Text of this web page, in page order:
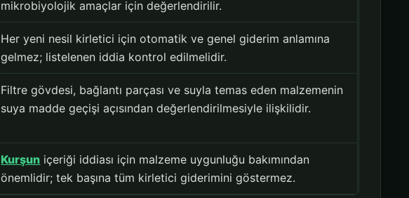
mikrobiyolojik amaçlar için değerlendirilir.
Her yeni nesil kirletici için otomatik ve genel giderim anlamına
gelmez; listelenen iddia kontrol edilmelidir.
Filtre gövdesi, bağlantı parçası ve suyla temas eden malzemenin
suya madde geçişi açısından değerlendirilmesiyle ilişkilidir.
Kurşun içeriği iddiası için malzeme uygunluğu bakımından
önemlidir; tek başına tüm kirletici giderimini göstermez.